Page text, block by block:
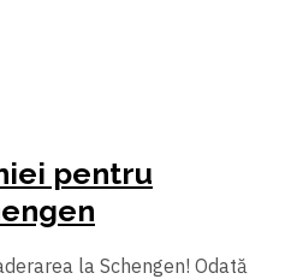
pentru
la Schengen! Odată